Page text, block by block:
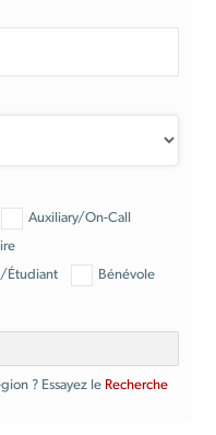
Auxiliary/On-Call
Étudiant
Bénévole
? Essayez le Recherche